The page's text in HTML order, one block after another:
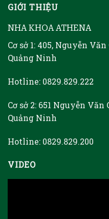
GIỚI THIỆU
NHA KHOA ATHENA
Cơ sở 1: 405, Nguyễn
Quảng Ninh
Hotline: 0829.829.222
Cơ sở 2: 651 Nguyễn
Quảng Ninh
Hotline: 0829.829.200
VIDEO